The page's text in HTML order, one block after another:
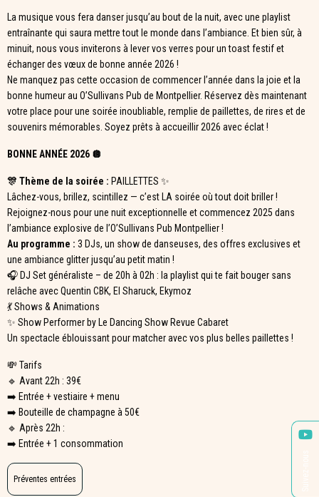
La musique vous fera danser jusqu’au bout de la nuit, avec une playlist
entraînante qui saura mettre tout le monde dans l’ambiance. Et bien sûr, à
minuit, nous vous inviterons à lever vos verres pour un toast festif et
échanger des vœux de bonne année 2026 !
Ne manquez pas cette occasion de commencer l’année dans la joie et la
bonne humeur au O’Sullivans Pub de Montpellier. Réservez dès maintenant
votre place pour une soirée inoubliable, remplie de paillettes, de rires et de
souvenirs mémorables. Soyez prêts à accueillir 2026 avec éclat !
BONNE ANNÉE 2026 🪩
🎊 Thème de la soirée : PAILLETTES ✨
Lâchez-vous, brillez, scintillez — c’est LA soirée où tout doit briller !
Rejoignez-nous pour une nuit exceptionnelle et commencez 2025 dans
l’ambiance explosive de l’O’Sullivans Pub Montpellier !
Au programme : 3 DJs, un show de danseuses, des offres exclusives et
une ambiance glitter jusqu’au petit matin !
🎧 DJ Set généraliste – de 20h à 02h : la playlist qui te fait bouger sans
relâche avec Quentin CBK, El Sharuck, Ekymoz
💃 Shows & Animations
✨ Show Performer by Le Dancing Show Revue Cabaret
Un spectacle éblouissant pour matcher avec vos plus belles paillettes !
💸 Tarifs
🔹 Avant 22h : 39€
➡️ Entrée + vestiaire + menu
➡️ Bouteille de champagne à 50€
🔹 Après 22h :
➡️ Entrée + 1 consommation
Préventes entrées